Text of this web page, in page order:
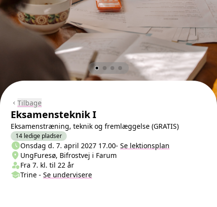
chevron_left Tilbage
Eksamensteknik I
Eksamenstræning, teknik og fremlæggelse (GRATIS)
14 ledige pladser
Næste lektion
scheduleOnsdag d. 7. april 2027 17.00- Se lektionsplan
Sted/Adresse
location_on UngFuresø, Bifrostvej i Farum
Klasse/Aldersbegrænsning
person_shieldFra 7. kl. til 22 år
Undervisere
schoolTrine - Se undervisere